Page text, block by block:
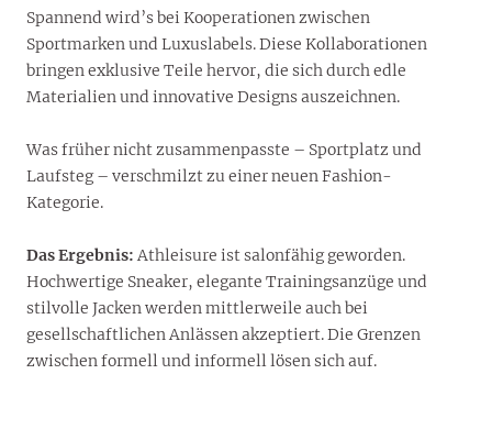
Spannend wird’s bei Kooperationen zwischen
Sportmarken und Luxuslabels. Diese Kollaborationen
bringen exklusive Teile hervor, die sich durch edle
Materialien und innovative Designs auszeichnen.
Was früher nicht zusammenpasste – Sportplatz und
Laufsteg – verschmilzt zu einer neuen Fashion-
Kategorie.
Das Ergebnis: Athleisure ist salonfähig geworden.
Hochwertige Sneaker, elegante Trainingsanzüge und
stilvolle Jacken werden mittlerweile auch bei
gesellschaftlichen Anlässen akzeptiert. Die Grenzen
zwischen formell und informell lösen sich auf.